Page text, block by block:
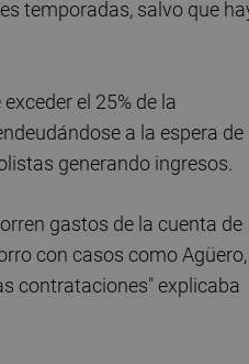
temporadas, salvo que
el 25% de la
a la espera de
generando ingresos.
gastos de la cuenta de
con casos como Agüero,
contrataciones" explicaba